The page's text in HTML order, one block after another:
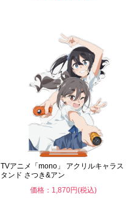
TVアニメ「mono」 アクリルキャラス
タンド さつき&アン
価格：1,870円(税込)